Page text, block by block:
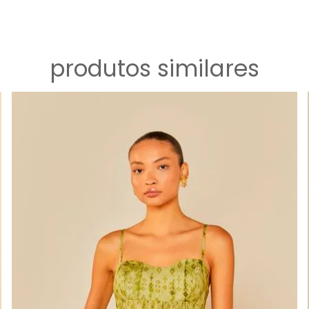
produtos similares